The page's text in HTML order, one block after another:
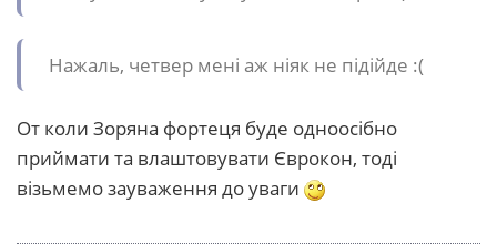
Нажаль, четвер мені аж ніяк не підійде :(
От коли Зоряна фортеця буде одноосібно
приймати та влаштовувати Єврокон, тоді
візьмемо зауваження до уваги